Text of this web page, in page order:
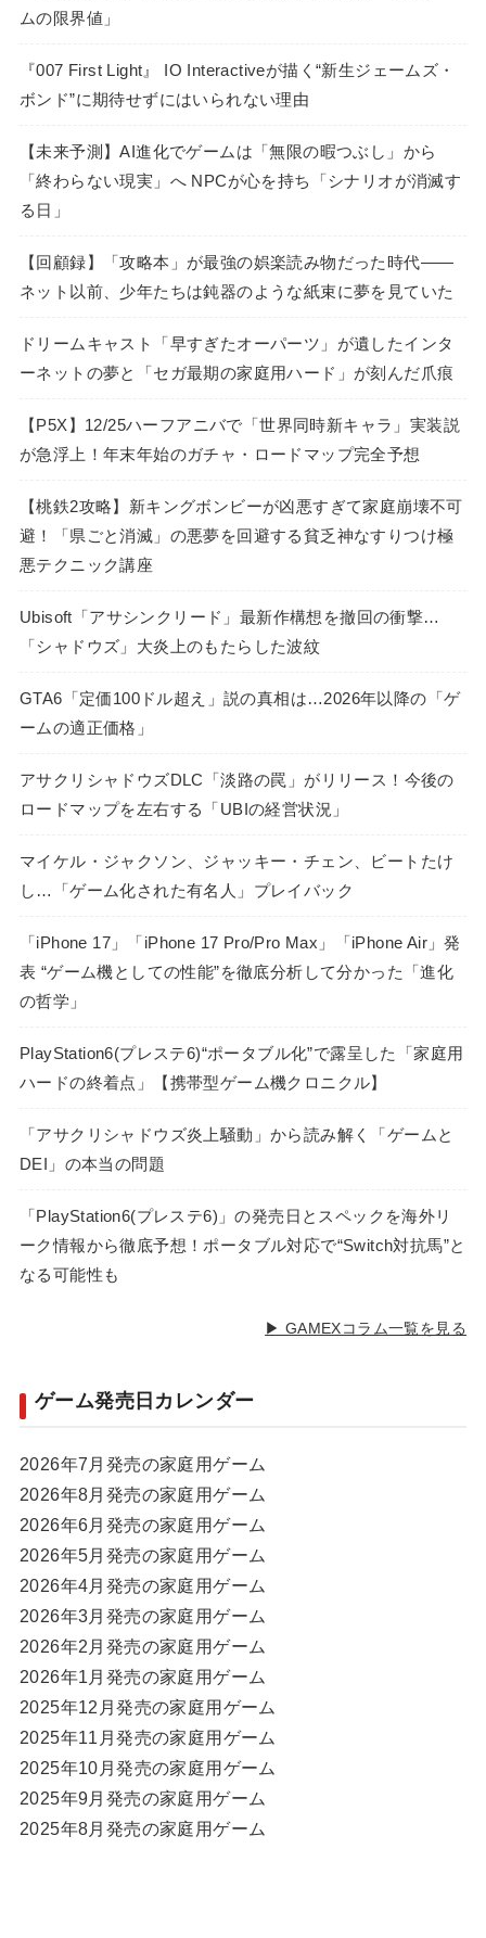
ムの限界値」
『007 First Light』 IO Interactiveが描く“新生ジェームズ・
ボンド”に期待せずにはいられない理由
【未来予測】AI進化でゲームは「無限の暇つぶし」から
「終わらない現実」へ NPCが心を持ち「シナリオが消滅す
る日」
【回顧録】「攻略本」が最強の娯楽読み物だった時代――
ネット以前、少年たちは鈍器のような紙束に夢を見ていた
ドリームキャスト「早すぎたオーパーツ」が遺したインタ
ーネットの夢と「セガ最期の家庭用ハード」が刻んだ爪痕
【P5X】12/25ハーフアニバで「世界同時新キャラ」実装説
が急浮上！年末年始のガチャ・ロードマップ完全予想
【桃鉄2攻略】新キングボンビーが凶悪すぎて家庭崩壊不可
避！「県ごと消滅」の悪夢を回避する貧乏神なすりつけ極
悪テクニック講座
Ubisoft「アサシンクリード」最新作構想を撤回の衝撃…
「シャドウズ」大炎上のもたらした波紋
GTA6「定価100ドル超え」説の真相は…2026年以降の「ゲ
ームの適正価格」
アサクリシャドウズDLC「淡路の罠」がリリース！今後の
ロードマップを左右する「UBIの経営状況」
マイケル・ジャクソン、ジャッキー・チェン、ビートたけ
し…「ゲーム化された有名人」プレイバック
「iPhone 17」「iPhone 17 Pro/Pro Max」「iPhone Air」発
表 “ゲーム機としての性能”を徹底分析して分かった「進化
の哲学」
PlayStation6(プレステ6)“ポータブル化”で露呈した「家庭用
ハードの終着点」【携帯型ゲーム機クロニクル】
「アサクリシャドウズ炎上騒動」から読み解く「ゲームと
DEI」の本当の問題
「PlayStation6(プレステ6)」の発売日とスペックを海外リ
ーク情報から徹底予想！ポータブル対応で“Switch対抗馬”と
なる可能性も
▶ GAMEXコラム一覧を見る
ゲーム発売日カレンダー
2026年7月発売の家庭用ゲーム
2026年8月発売の家庭用ゲーム
2026年6月発売の家庭用ゲーム
2026年5月発売の家庭用ゲーム
2026年4月発売の家庭用ゲーム
2026年3月発売の家庭用ゲーム
2026年2月発売の家庭用ゲーム
2026年1月発売の家庭用ゲーム
2025年12月発売の家庭用ゲーム
2025年11月発売の家庭用ゲーム
2025年10月発売の家庭用ゲーム
2025年9月発売の家庭用ゲーム
2025年8月発売の家庭用ゲーム